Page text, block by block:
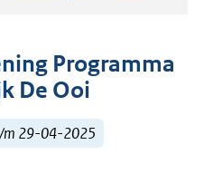
Programma
De Ooi
m 29-04-2025